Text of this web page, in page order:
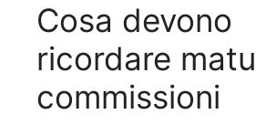
Cosa devono
ricordare
commissioni